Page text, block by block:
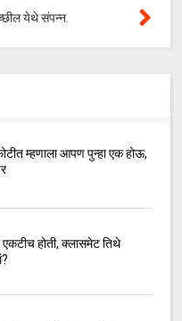
येथे संपन्न.
म्हणाला आपण पुन्हा एक होऊ,
एकटीच होती, क्लासमेट तिथे